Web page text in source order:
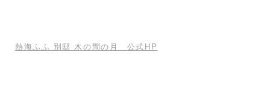
熱海ふふ 別邸 木の間の月 公式HP